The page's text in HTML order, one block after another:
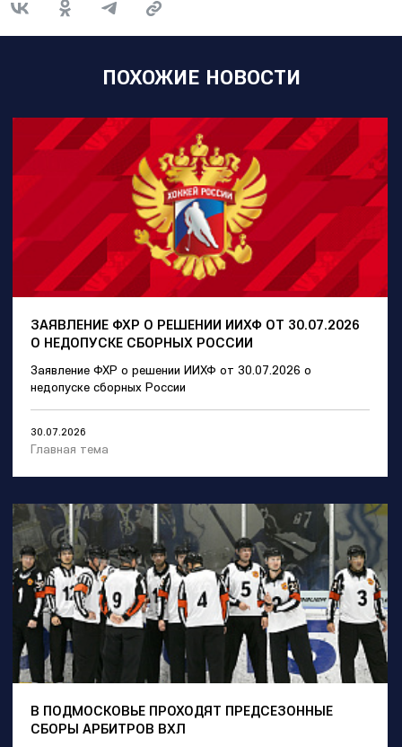
ПОХОЖИЕ НОВОСТИ
ЗАЯВЛЕНИЕ ФХР О РЕШЕНИИ ИИХФ ОТ 30.07.2026
О НЕДОПУСКЕ СБОРНЫХ РОССИИ
Заявление ФХР о решении ИИХФ от 30.07.2026 о
недопуске сборных России
30.07.2026
Главная тема
В ПОДМОСКОВЬЕ ПРОХОДЯТ ПРЕДСЕЗОННЫЕ
СБОРЫ АРБИТРОВ ВХЛ